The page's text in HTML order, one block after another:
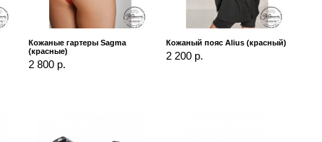
Кожаные гартеры Sagma
(красные)
2 800 р.
Кожаный пояс Alius (красный)
2 200 р.